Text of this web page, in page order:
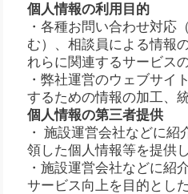
個人情報の利用目的
・各種お問い合わせ対応
む）、相談員による情報
れらに関連するサービスの
・弊社運営のウェブサイ
するための情報の加工、
個人情報の第三者提供
・ 施設運営会社などに
領した個人情報等を提供し
・施設運営会社などに紹
サービス向上を目的とし